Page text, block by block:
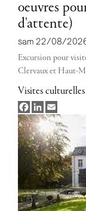
oeuvres
d'attente)
sam 22/08/
Excursion pour
Clervaux et Haut-
Visites
FacebookLinkedIn